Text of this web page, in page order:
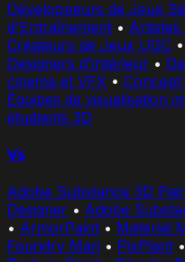
Développeurs de Jeux
d'Entraînement • Artistes
Créateurs de Jeux UGC •
Designers d'intérieur •
cinema et VFX • Concept
Équipes de visualisation
étudiants 3D
Vs
Adobe Substance 3D
Designer • Adobe
• ArmorPaint • Material
Foundry Mari • PixPlant •